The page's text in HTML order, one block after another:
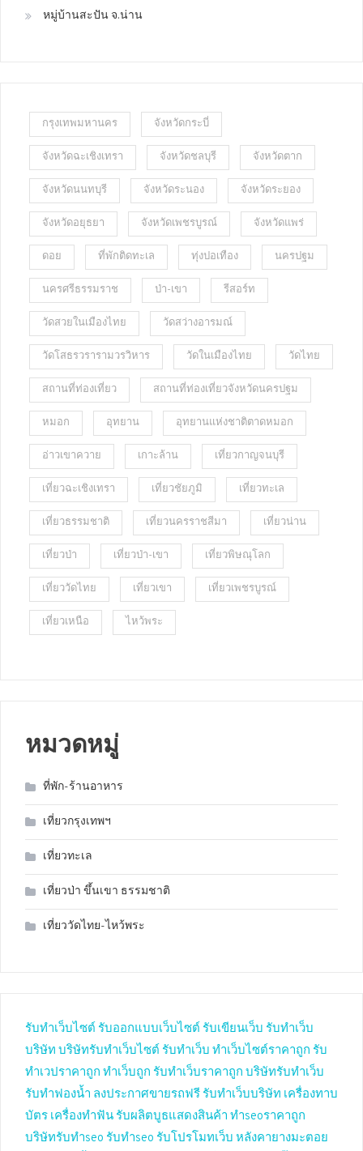
หมู่บ้านสะปัน จ.น่าน
กรุงเทพมหานคร จังหวัดกระบี่
จังหวัดฉะเชิงเทรา จังหวัดชลบุรี จังหวัดตาก
จังหวัดนนทบุรี จังหวัดระนอง จังหวัดระยอง
จังหวัดอยุธยา จังหวัดเพชรบูรณ์ จังหวัดแพร่
ดอย ที่พักติดทะเล ทุ่งปอเทือง นครปฐม
นครศรีธรรมราช ป่า-เขา รีสอร์ท
วัดสวยในเมืองไทย วัดสว่างอารมณ์
วัดโสธรวรารามวรวิหาร วัดในเมืองไทย วัดไทย
สถานที่ท่องเที่ยว สถานที่ท่องเที่ยวจังหวัดนครปฐม
หมอก อุทยาน อุทยานแห่งชาติตาดหมอก
อ่าวเขาควาย เกาะล้าน เที่ยวกาญจนบุรี
เที่ยวฉะเชิงเทรา เที่ยวชัยภูมิ เที่ยวทะเล
เที่ยวธรรมชาติ เที่ยวนครราชสีมา เที่ยวน่าน
เที่ยวป่า เที่ยวป่า-เขา เที่ยวพิษณุโลก
เที่ยววัดไทย เที่ยวเขา เที่ยวเพชรบูรณ์
เที่ยวเหนือ ไหว้พระ
หมวดหมู่
ที่พัก-ร้านอาหาร
เที่ยวกรุงเทพฯ
เที่ยวทะเล
เที่ยวป่า ขึ้นเขา ธรรมชาติ
เที่ยววัดไทย-ไหว้พระ
รับทำเว็บไซต์ รับออกแบบเว็บไซต์ รับเขียนเว็บ รับทำเว็บ
บริษัท บริษัทรับทำเว็บไซต์ รับทำเว็บ ทำเว็บไซต์ราคาถูก รับ
ทำเวปราคาถูก ทำเว็บถูก รับทำเว็บราคาถูก บริษัทรับทำเว็บ
รับทำฟองน้ำ ลงประกาศขายรถฟรี รับทำเว็บบริษัท เครื่องทาบ
บัตร เครื่องทำฟัน รับผลิตบูธแสดงสินค้า ทำseoราคาถูก
บริษัทรับทำseo รับทำseo รับโปรโมทเว็บ หลังคายางมะตอย